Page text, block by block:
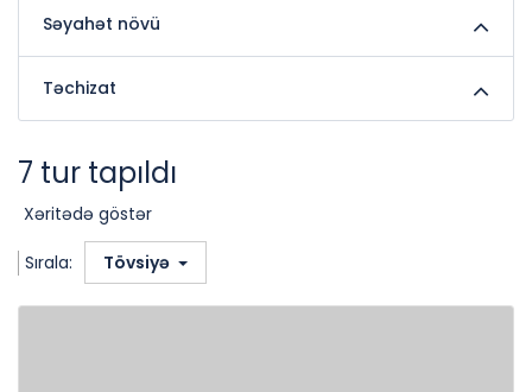
Səyahət növü
Təchizat
7 tur tapıldı
Xəritədə göstər
Sırala: Tövsiyə